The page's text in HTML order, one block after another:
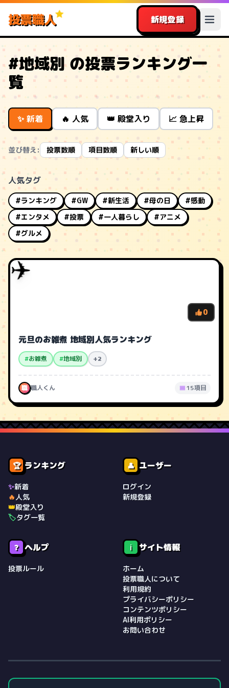
投票職人 新規登録
#地域別 の投票ランキング一
覧
✨ 新着 🔥 人気 👑 殿堂入り 📈 急上昇
並び替え: 投票数順 項目数順 新しい順
人気タグ
#ランキング #GW #新生活 #母の日
#感動
#エンタメ
#投票 #一人暮らし
#アニメ
#グルメ
✈️
0
元旦のお雑煮 地域別人気ランキング
#お雑煮 #地域別 +2
職 職人くん 15項目
🏆 ランキング
✨新着
🔥人気
👑殿堂入り
🏷️タグ一覧
👤 ユーザー
ログイン
新規登録
❓ ヘルプ
投票ルール
ℹ️ サイト情報
ホーム
投票職人について
利用規約
プライバシーポリシー
コンテンツポリシー
AI利用ポリシー
お問い合わせ